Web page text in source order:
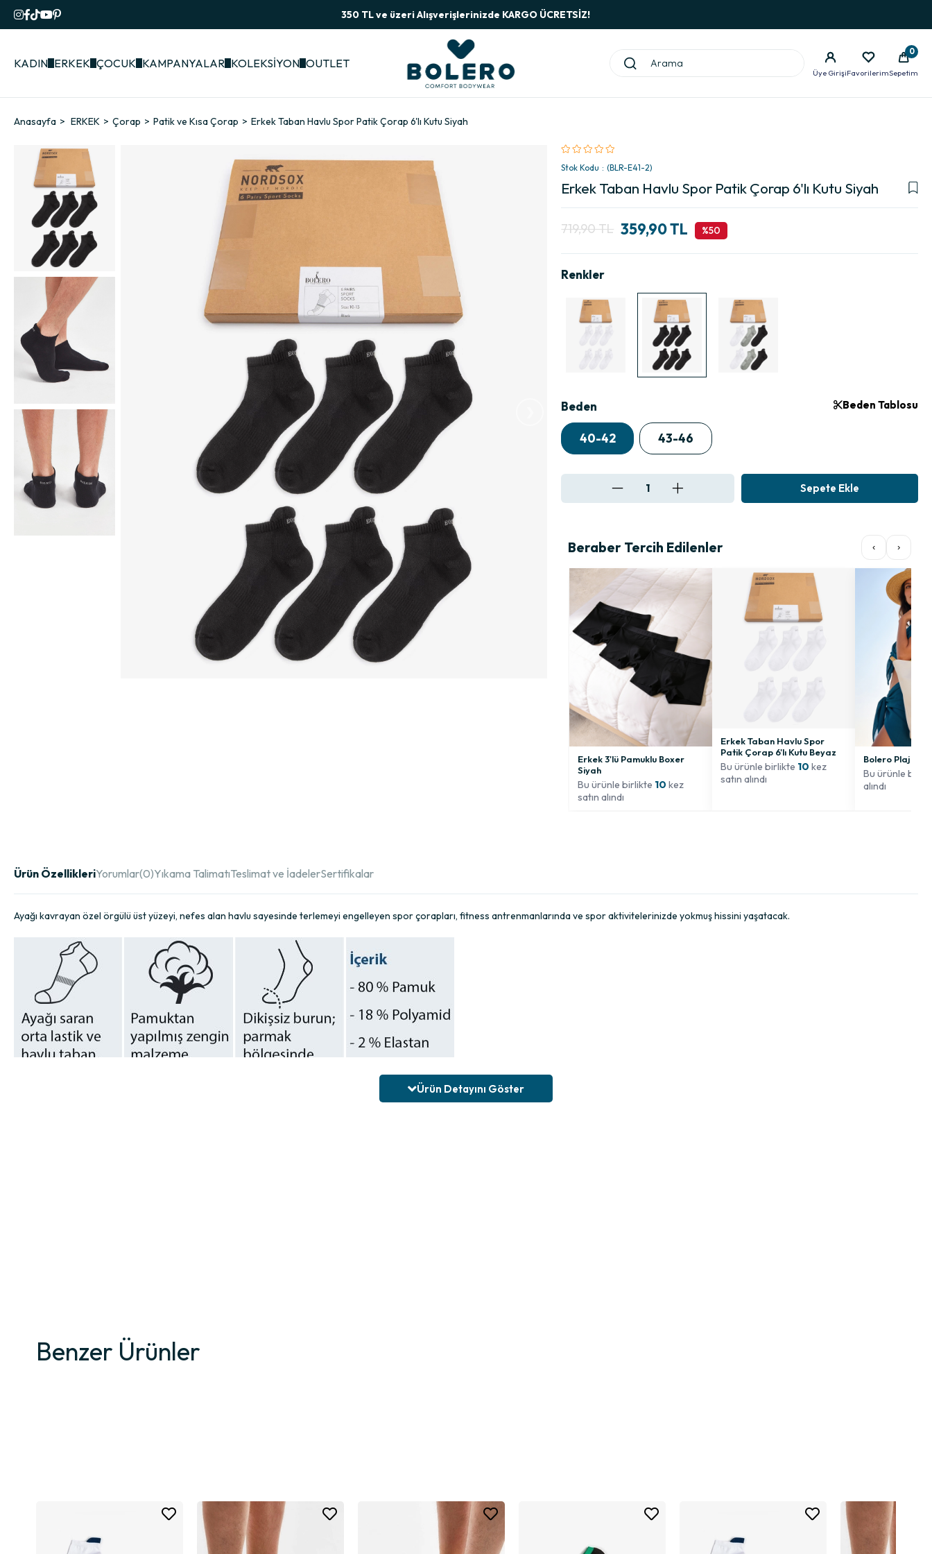
350 TL ve üzeri Alışverişlerinizde KARGO ÜCRETSİZ!
KADIN ERKEK ÇOCUK KAMPANYALAR KOLEKSİYON OUTLET
Üye GirişiFavorilerimSepetim
0
Anasayfa ERKEK Çorap Patik ve Kısa Çorap Erkek Taban Havlu Spor Patik Çorap 6'lı Kutu Siyah
Stok Kodu (BLR-E41-2)
Erkek Taban Havlu Spor Patik Çorap 6'lı Kutu Siyah
719,90 TL 359,90 TL 50
Beden
40-42 43-46
Beden Tablosu
Beraber Tercih Edilenler ‹ ›
Erkek 3'lü Pamuklu Boxer
Siyah
Bu ürünle birlikte 10 kez
satın alındı
Erkek Taban Havlu Spor
Patik Çorap 6'lı Kutu Beyaz
Bu ürünle birlikte 10 kez
satın alındı
Bolero Plaj
Bu ürünle
alındı
Ürün ÖzellikleriYorumlar(0)Yıkama TalimatıTeslimat ve İadelerSertifikalar
Ayağı kavrayan özel örgülü üst yüzeyi, nefes alan havlu sayesinde terlemeyi engelleyen spor çorapları, fitness antrenmanlarında ve spor aktivitelerinizde yokmuş hissini yaşatacak.
Farklı spor ayakkabılarla uyumlu yapısı sayesinde her kombine rahatlıkla eşlik eder.
Erkek Taban Havlu Spor Patik Çorap 6'lı Kutu Siyah, taban havlu desteğine rağmen hafif bir kullanım sunar. Ayağı yormayan yapısı, spor esnasında doğal hareket özgürlüğünü destekler.
Ürün Detayını Göster
Benzer Ürünler